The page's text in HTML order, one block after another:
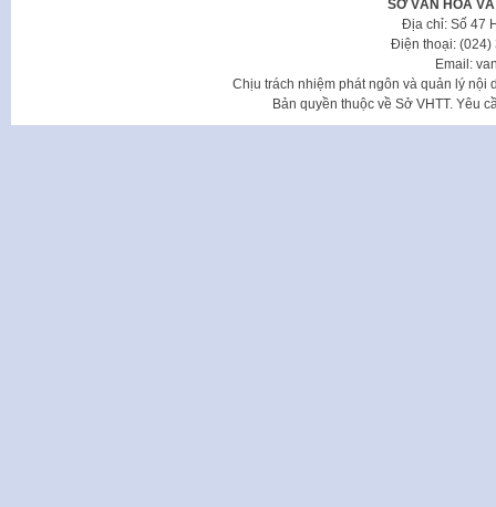
SỞ VĂN HÓA
Địa chỉ: Số 47
Điện thoại: (024)
Email:
Chịu trách nhiệm phát ngôn và quản lý nội
Bản quyền thuộc về Sở VHTT. Yêu